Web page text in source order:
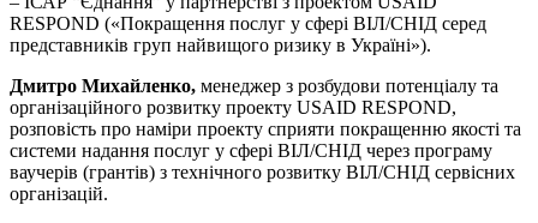
RESPOND («Покращення послуг у сфері ВІЛ/СНІД серед
представників груп найвищого ризику в Україні»).
Дмитро Михайленко, менеджер з розбудови потенціалу та
організаційного розвитку проекту USAID RESPOND,
розповість про наміри проекту сприяти покращенню якості та
системи надання послуг у сфері ВІЛ/СНІД через програму
ваучерів (грантів) з технічного розвитку ВІЛ/СНІД сервісних
організацій.